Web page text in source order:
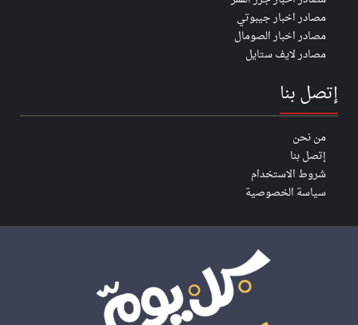
مصادر اخبار جيبوتي
مصادر اخبار الصومال
مصادر لايف ستايل
إتصل بنا
من نحن
إتصل بنا
شروط الاستخدام
سياسة الخصوصية